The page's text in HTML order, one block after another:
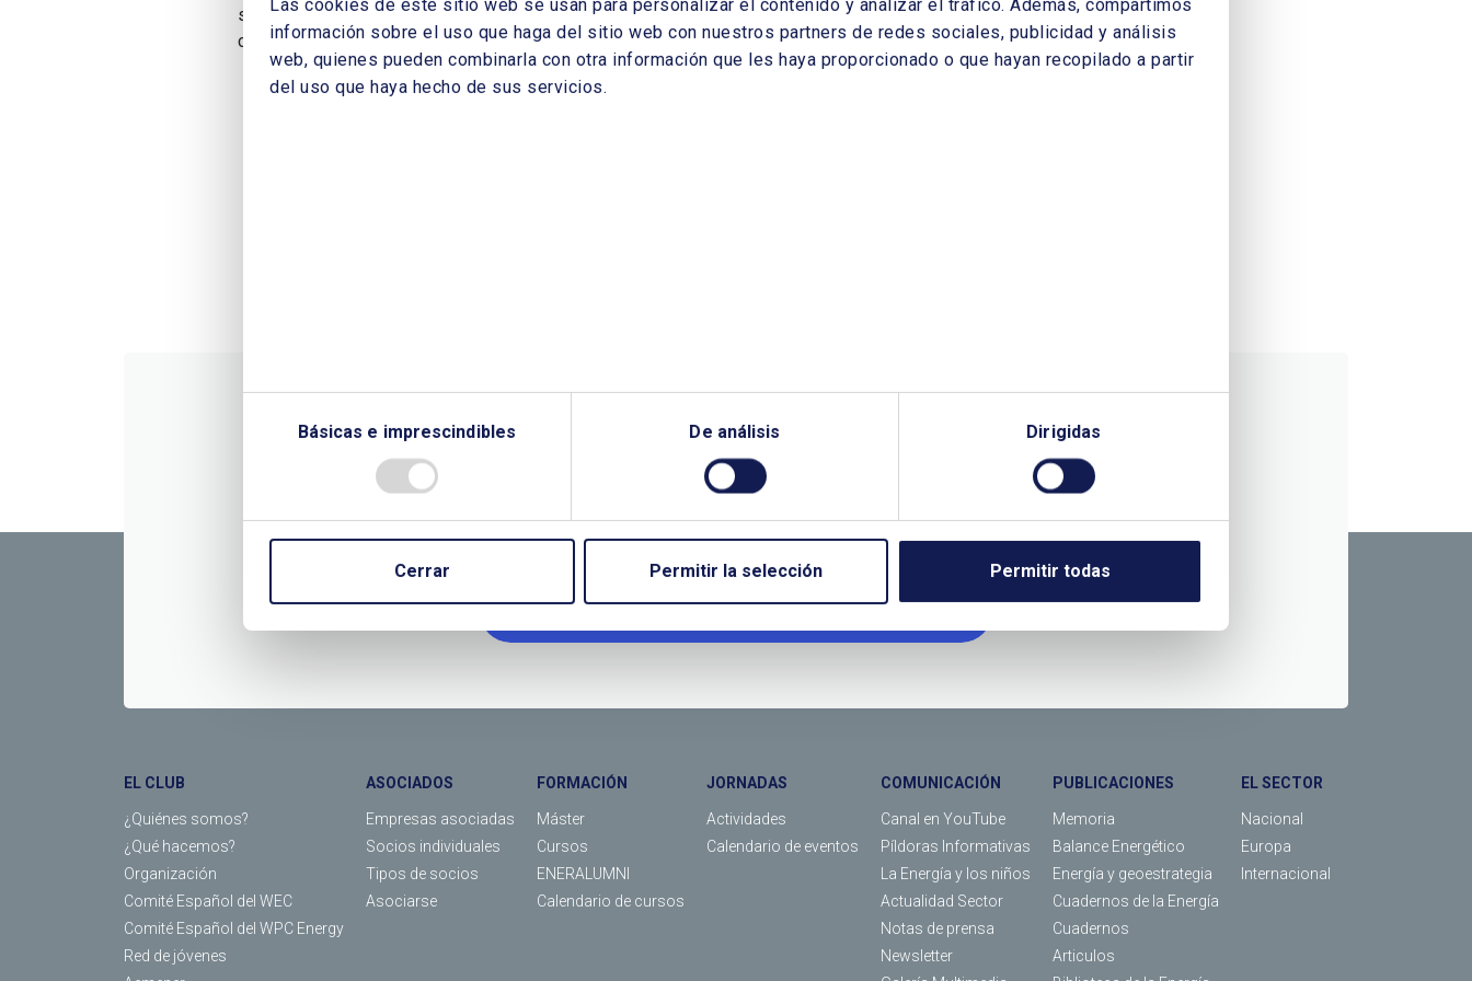
Las cookies de este sitio web se usan para personalizar el contenido y analizar el tráfico. Además, compartimos
información sobre el uso que haga del sitio web con nuestros partners de redes sociales, publicidad y análisis
web, quienes pueden combinarla con otra información que les haya proporcionado o que hayan recopilado a partir
del uso que haya hecho de sus servicios.
Básicas e imprescindibles De análisis Dirigidas
Cerrar Permitir la selección Permitir todas
sido la suerte que han corrido esos principios desde su promulgación,
concretamente los principios de objetividad, transparencia y libre competencia.
¿QUIERES PONERTE EN CONTACTO CON NOSOTROS?
CONTÁCTANOS SI NECESITAS MÁS INFORMACIÓN
EL CLUB
¿Quiénes somos?
¿Qué hacemos?
Organización
Comité Español del WEC
Comité Español del WPC Energy
Red de jóvenes
ASOCIADOS
Empresas asociadas
Socios individuales
Tipos de socios
Asociarse
FORMACIÓN
Máster
Cursos
ENERALUMNI
Calendario de cursos
JORNADAS
Actividades
Calendario de eventos
COMUNICACIÓN
Canal en YouTube
Píldoras Informativas
La Energía y los niños
Actualidad Sector
Notas de prensa
Newsletter
PUBLICACIONES
Memoria
Balance Energético
Energía y geoestrategia
Cuadernos de la Energía
Cuadernos
Articulos
EL SECTOR
Nacional
Europa
Internacional